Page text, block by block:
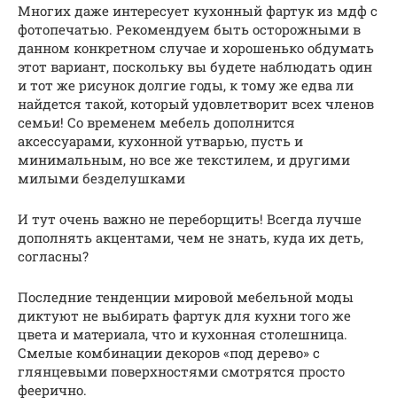
Многих даже интересует кухонный фартук из мдф с
фотопечатью. Рекомендуем быть осторожными в
данном конкретном случае и хорошенько обдумать
этот вариант, поскольку вы будете наблюдать один
и тот же рисунок долгие годы, к тому же едва ли
найдется такой, который удовлетворит всех членов
семьи! Со временем мебель дополнится
аксессуарами, кухонной утварью, пусть и
минимальным, но все же текстилем, и другими
милыми безделушками
И тут очень важно не переборщить! Всегда лучше
дополнять акцентами, чем не знать, куда их деть,
согласны?
Последние тенденции мировой мебельной моды
диктуют не выбирать фартук для кухни того же
цвета и материала, что и кухонная столешница.
Смелые комбинации декоров «под дерево» с
глянцевыми поверхностями смотрятся просто
феерично.